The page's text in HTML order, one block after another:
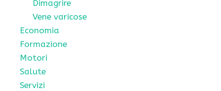
Dimagrire
Vene varicose
Economia
Formazione
Motori
Salute
Servizi